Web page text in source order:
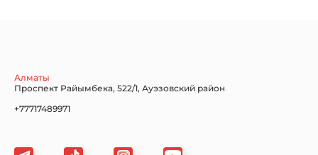
Jaguar Jeep
Алматы
Проспект Райымбека, 522/1, Ауэзовский район
+77717489971